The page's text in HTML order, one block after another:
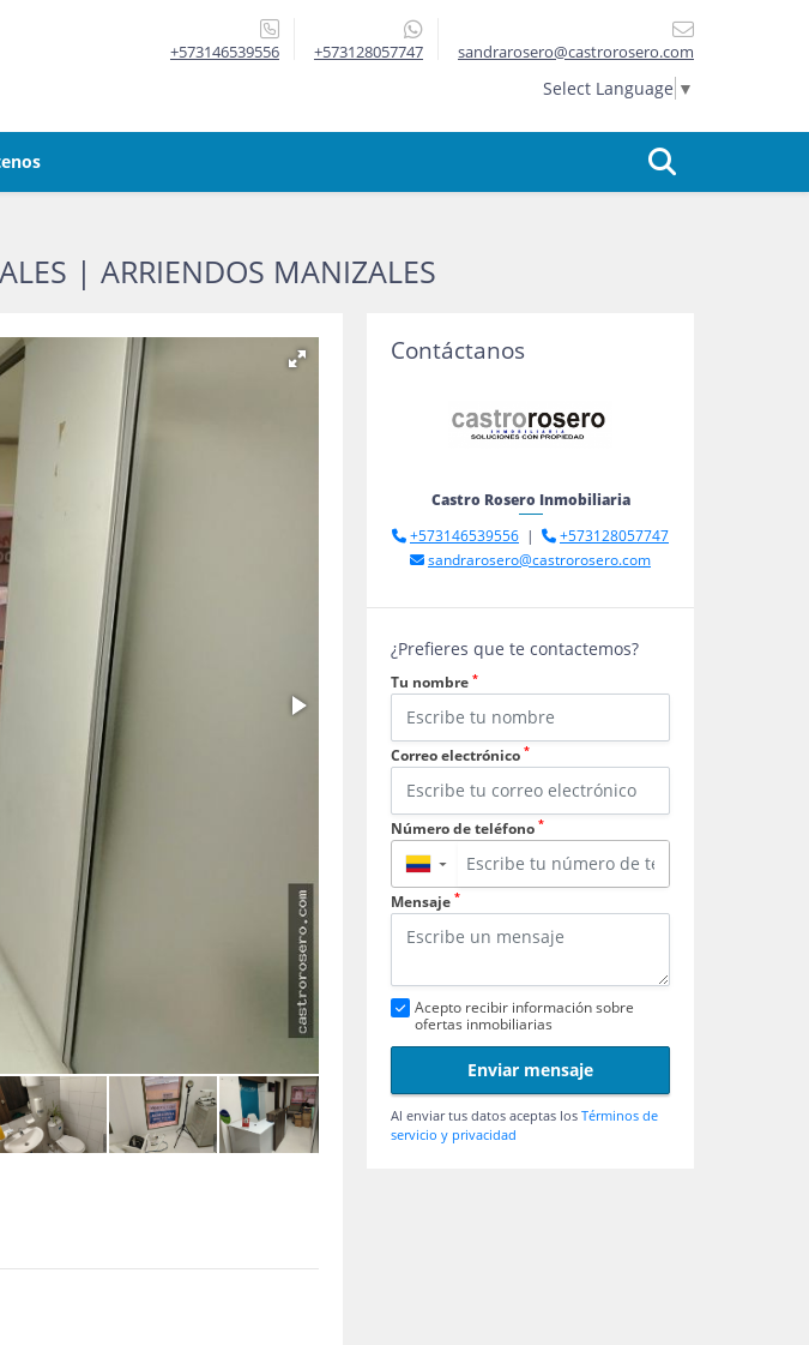
+573146539556 +573128057747 sandrarosero@castrorosero.com
Select Language ▼
| ARRIENDOS MANIZALES
Contáctanos
Castro Rosero Inmobiliaria
+573146539556 |
+573128057747
sandrarosero@castrorosero.com
¿Prefieres que te contactemos?
Tu nombre *
Correo electrónico *
Número de teléfono *
▼
Mensaje *
Acepto recibir información sobre
ofertas inmobiliarias
Enviar mensaje
Al enviar tus datos aceptas los Términos de
servicio y privacidad